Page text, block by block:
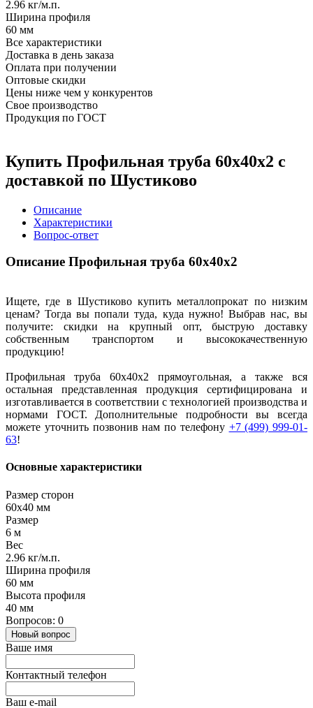
2.96 кг/м.п.
Ширина профиля
60 мм
Все характеристики
Доставка в день заказа
Оплата при получении
Оптовые скидки
Цены ниже чем у конкурентов
Свое производство
Продукция по ГОСТ
Купить Профильная труба 60х40х2 с
доставкой по Шустиково
Описание
Характеристики
Вопрос-ответ
Описание Профильная труба 60х40х2
Ищете, где в Шустиково купить металлопрокат по низким
ценам? Тогда вы попали туда, куда нужно! Выбрав нас, вы
получите: скидки на крупный опт, быструю доставку
собственным транспортом и высококачественную
продукцию!
Профильная труба 60х40х2 прямоугольная, а также вся
остальная представленная продукция сертифицирована и
изготавливается в соответствии с технологией производства и
нормами ГОСТ. Дополнительные подробности вы всегда
можете уточнить позвонив нам по телефону +7 (499) 999-01-
63!
Основные характеристики
Размер сторон
60х40 мм
Размер
6 м
Вес
2.96 кг/м.п.
Ширина профиля
60 мм
Высота профиля
40 мм
Вопросов: 0
Новый вопрос
Ваше имя
Контактный телефон
Ваш e-mail